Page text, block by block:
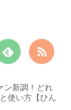
ン新調！どれ
使い方【ひん